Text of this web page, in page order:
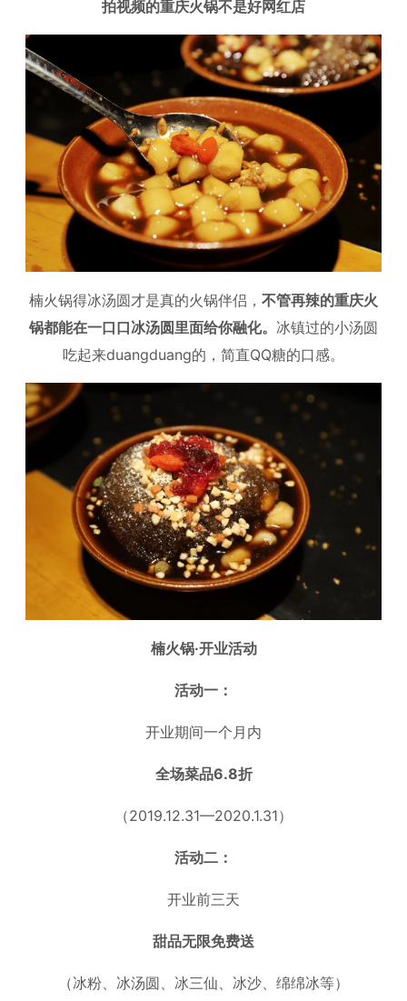
拍视频的重庆火锅不是好网红店
楠火锅得冰汤圆才是真的火锅伴侣， 不管再辣的重庆火
锅都能在一口口冰汤圆里面给你融化。 冰镇过的小汤圆
吃起来duangduang的，简直QQ糖的口感。​
楠火锅·开业活动
活动一：
开业期间一个月内
全场菜品6.8折
（2019.12.31—2020.1.31）
活动二：
开业前三天
甜品无限免费送
（冰粉、冰汤圆、冰三仙、冰沙、绵绵冰等）